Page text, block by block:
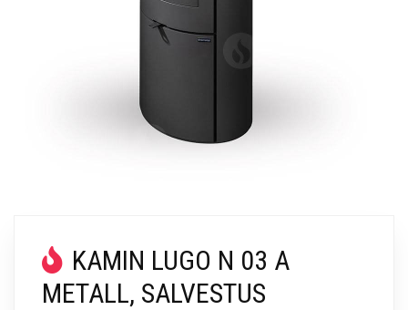
KAMIN LUGO N 03 A
METALL, SALVESTUS